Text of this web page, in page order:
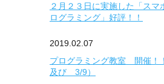
２月２３日に実施した「スマ
ログラミング」好評！！
2019.02.07
プログラミング教室 開催
及び 3/9）